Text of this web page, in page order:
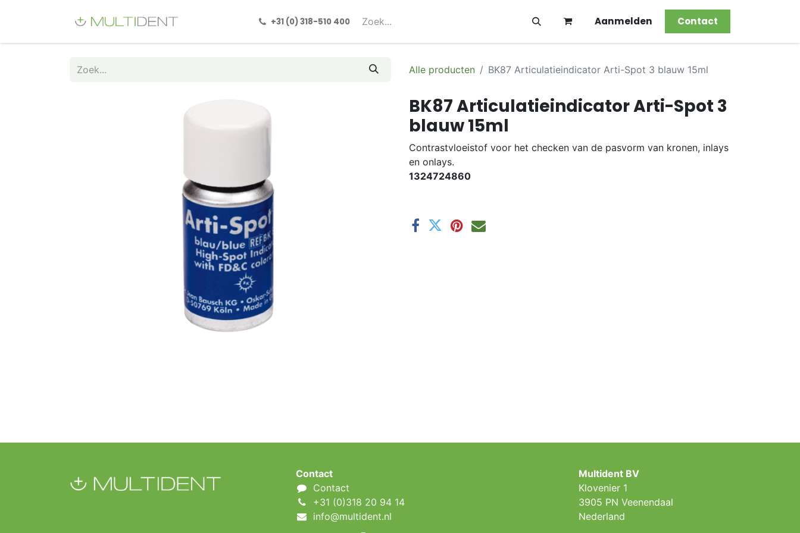
Formulieren
+31 (0) 318-510 400​​ Aanmelden Contact
Alle producten BK87 Articulatieindicator Arti-Spot 3 blauw 15ml
BK87 Articulatieindicator Arti-Spot 3
blauw 15ml
Contrastvloeistof voor het checken van de pasvorm van kronen, inlays
en onlays.
1324724860
Contact
Contact
+31 (0)318 20 94 14
info@multident.nl
Multident BV
Klovenier 1
3905 PN Veenendaal
Nederland ​